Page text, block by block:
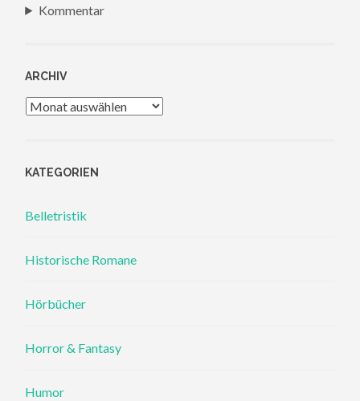
Kommentar
ARCHIV
Archiv
KATEGORIEN
Belletristik
Historische Romane
Hörbücher
Horror & Fantasy
Humor